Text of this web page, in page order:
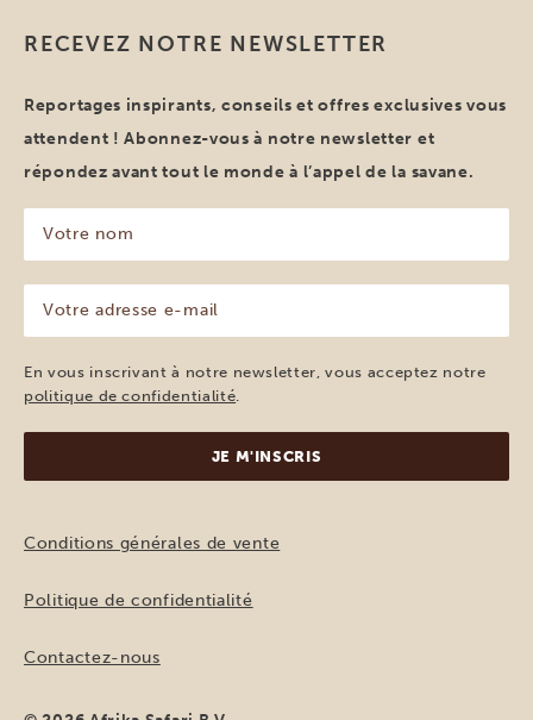
RECEVEZ NOTRE NEWSLETTER
Reportages inspirants, conseils et offres exclusives vous
attendent ! Abonnez-vous à notre newsletter et
répondez avant tout le monde à l’appel de la savane.
nom
(Nécessaire)
adresse
e-
mail
(Nécessaire)
En vous inscrivant à notre newsletter, vous acceptez notre
politique de confidentialité
Conditions générales de vente
Politique de confidentialité
Contactez-nous